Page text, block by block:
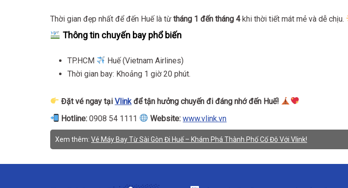
Thời gian đẹp nhất để đến Huế là từ tháng 1 đến tháng 4khi thời tiết mát mẻ và dễ chịu.
Thông tin chuyến bay phổ biến
TP.HCM
Huế (Vietnam Airlines)
Thời gian bay: Khoảng 1 giờ 20 phút.
Đặt vé ngay tạiVlink để tận hưởng chuyến đi đáng nhớ đến Huế!
Hotline: 0908 54 1111 Website: www.vlink.vn
Xem thêm: Vé Máy Bay Từ Sài Gòn Đi Huế – Khám Phá Thành Phố Cố Đô Với Vlink!